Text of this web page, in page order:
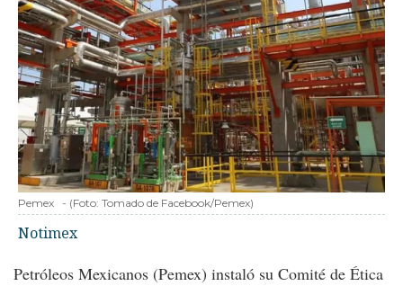
Pemex - (Foto: Tomado de Facebook/Pemex)
Notimex
Petróleos Mexicanos (Pemex) instaló su Comité de Ética